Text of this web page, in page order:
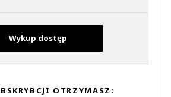
Wykup dostęp
OTRZYMASZ: